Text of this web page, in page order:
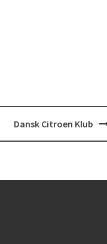
Dansk Citroen Klub